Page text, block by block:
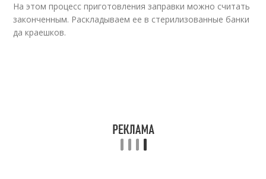
На этом процесс приготовления заправки можно считать
законченным. Раскладываем ее в стерилизованные банки
да краешков.